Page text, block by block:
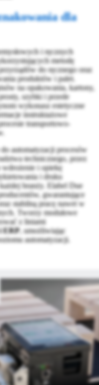
dla
i ręcznych
metodę
do ręcznego oraz
produktów i palet.
na opakowania, kartony,
szybki i przede
wykonasz estetyczne
instruktażowe
transportowo-
automatyzacji procesów
technicznego, przez
i opiekę
i druku
branży. Elabel Due
gwarantujące
stabilną pracę nawet w
Tworzy modułowe
z liniami
ERP , umożliwiając
automatyzacji.